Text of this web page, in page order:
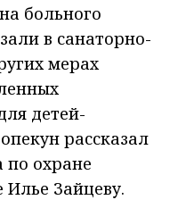
больного
в санаторно-
мерах
детей-
рассказал
по охране
Илье Зайцеву.